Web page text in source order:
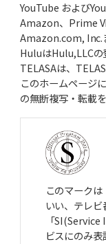
YouTube および
Amazon、Prime
Amazon.com, Inc.
HuluはHulu,LLCの
TELASAは、
このホームページ
の無断複写・転載を
このマーク
いい、テレ
「
ビスにのみ表